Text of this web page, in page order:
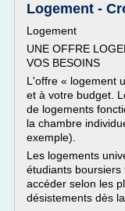
Logement -
Logement
UNE OFFRE
VOS BESOINS
L'offre « logement
et à votre budget.
de logements
la chambre
exemple).
Les logements
étudiants
accéder selon les
désistements dès